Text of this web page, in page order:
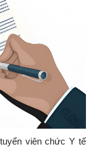
viên chức Y tế